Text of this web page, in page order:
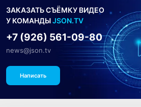
ЗАКАЗАТЬ СЪЁМКУ ВИДЕО
У КОМАНДЫJSON.TV
+7 (926) 561-09-80
news@json.tv
Написать